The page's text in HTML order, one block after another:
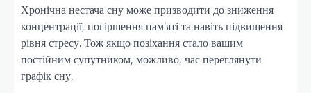
Хронічна нестача сну може призводити до зниження
концентрації, погіршення пам’яті та навіть підвищення
рівня стресу. Тож якщо позіхання стало вашим
постійним супутником, можливо, час переглянути
графік сну.